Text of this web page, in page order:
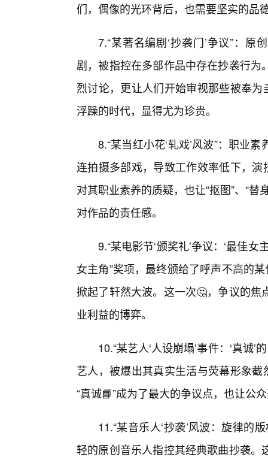
们，偶像的光环背后，也需要坚实的品
7.“某著名编剧‘抄袭门’争议”：原
剧，被指控在多部作品中存在抄袭行
烈讨论，更让人们开始审视那些被奉
浮躁的时代，显得尤为珍贵。
8.“某当红小花‘轧戏’风波”：职业
连拍摄多部戏，导致工作效率低下，
对其职业素养的质疑，也让“抠图”、“
对作品的责任感。
9.“某电影节‘颁奖礼’争议：‘最佳女
女主角”奖项，最终颁给了呼声不高的
掀起了轩然大波。这一次🤔，争议的
业利益的博弈。
10.“某艺人‘人设崩塌’事件：‘真诚’
艺人，被爆出其真实生活与荧幕形象
“真诚📘”成为了最大的争议点，也让公
11.“某音乐人‘抄袭’风波：旋律的
轻的原创音乐人指控其经典歌曲抄袭